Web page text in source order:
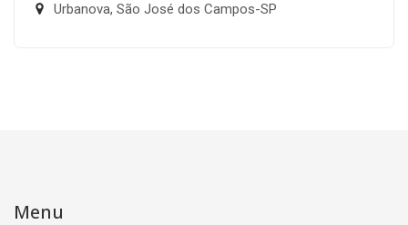
Urbanova, São José dos Campos-SP
Menu